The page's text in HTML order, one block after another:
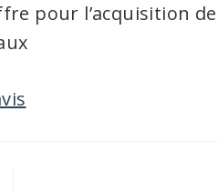
pour l’acquisition de